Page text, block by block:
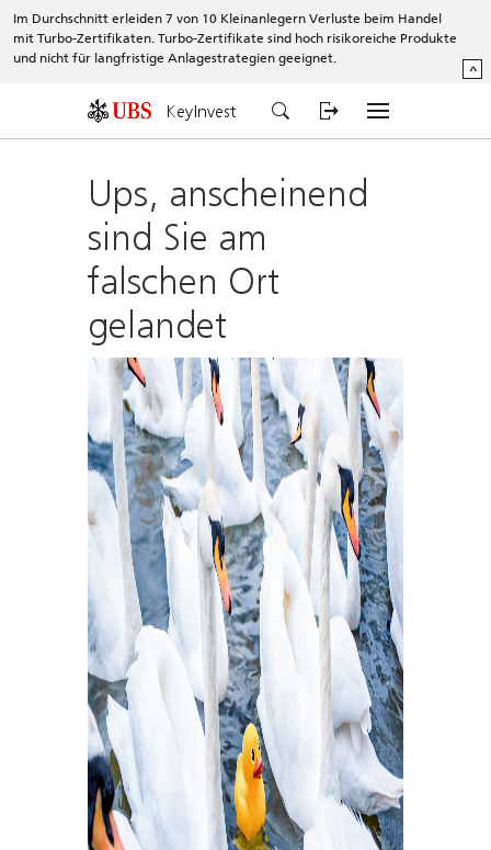
Im Durchschnitt erleiden 7 von 10 Kleinanlegern Verluste beim Handel
mit Turbo-Zertifikaten. Turbo-Zertifikate sind hoch risikoreiche Produkte
und nicht für langfristige Anlagestrategien geeignet.
^
KeyInvest
Ups, anscheinend
sind Sie am
falschen Ort
gelandet